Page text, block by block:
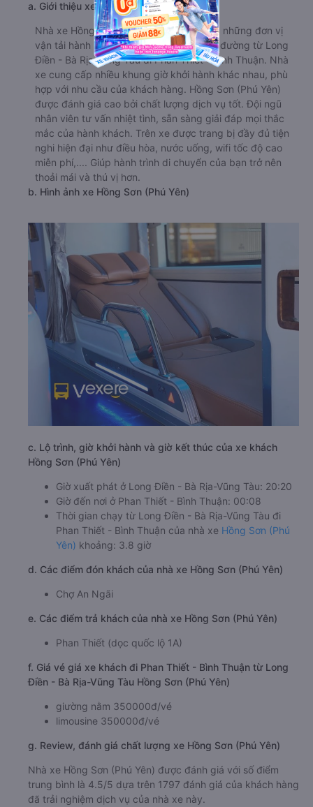
a. Giới thiệu xe Hồng Sơn (Phú Yên)
Nhà xe Hồng Sơn (Phú Yên) là một trong những đơn vị
vận tải hành khách hàng đầu trên tuyến đường từ Long
Điền - Bà Rịa-Vũng Tàu đi Phan Thiết - Bình Thuận. Nhà
xe cung cấp nhiều khung giờ khởi hành khác nhau, phù
hợp với nhu cầu của khách hàng. Hồng Sơn (Phú Yên)
được đánh giá cao bởi chất lượng dịch vụ tốt. Đội ngũ
nhân viên tư vấn nhiệt tình, sẵn sàng giải đáp mọi thắc
mắc của hành khách. Trên xe được trang bị đầy đủ tiện
nghi hiện đại như điều hòa, nước uống, wifi tốc độ cao
miễn phí,.... Giúp hành trình di chuyển của bạn trở nên
thoải mái và thú vị hơn.
b. Hình ảnh xe Hồng Sơn (Phú Yên)
c. Lộ trình, giờ khởi hành và giờ kết thúc của xe khách
Hồng Sơn (Phú Yên)
Giờ xuất phát ở Long Điền - Bà Rịa-Vũng Tàu: 20:20
Giờ đến nơi ở Phan Thiết - Bình Thuận: 00:08
Thời gian chạy từ Long Điền - Bà Rịa-Vũng Tàu đi
Phan Thiết - Bình Thuận của nhà xe Hồng Sơn (Phú
Yên) khoảng: 3.8 giờ
d. Các điểm đón khách của nhà xe Hồng Sơn (Phú Yên)
Chợ An Ngãi
e. Các điểm trả khách của nhà xe Hồng Sơn (Phú Yên)
Phan Thiết (dọc quốc lộ 1A)
f. Giá vé giá xe khách đi Phan Thiết - Bình Thuận từ Long
Điền - Bà Rịa-Vũng Tàu Hồng Sơn (Phú Yên)
giường nằm 350000đ/vé
limousine 350000đ/vé
g. Review, đánh giá chất lượng xe Hồng Sơn (Phú Yên)
Nhà xe Hồng Sơn (Phú Yên) được đánh giá với số điểm
trung bình là 4.5/5 dựa trên 1797 đánh giá của khách hàng
đã trải nghiệm dịch vụ của nhà xe này.